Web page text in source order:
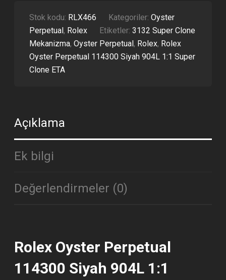
CLONE
ETA
ADET
Stok kodu: RLX466 Kategoriler:Oyster
Perpetual, Rolex Etiketler:3132 Super Clone
Mekanizma,Oyster Perpetual, Rolex, Rolex
Oyster Perpetual 114300 Siyah 904L 1:1 Super
Clone ETA
Açıklama
Ek bilgi
Değerlendirmeler (0)
Rolex Oyster Perpetual
114300 Siyah 904L 1:1